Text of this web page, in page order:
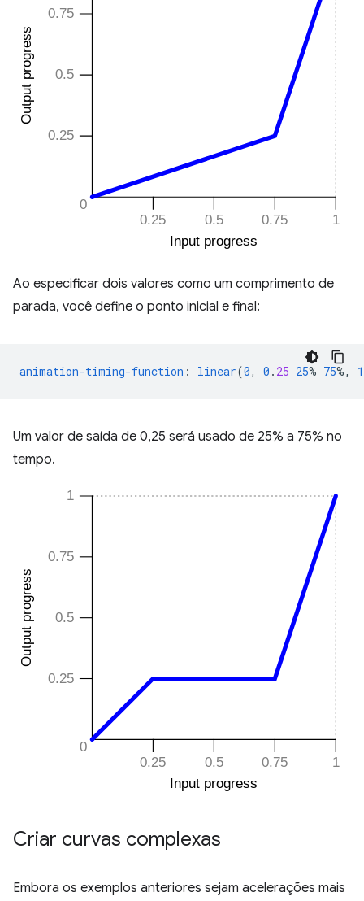
Ao especificar dois valores como um comprimento de
parada, você define o ponto inicial e final:
animation-timing-function : linear(0, 0 . 25 25% 75%, 1
Um valor de saída de 0,25 será usado de 25% a 75% no
tempo.
Criar curvas complexas
Embora os exemplos anteriores sejam acelerações mais